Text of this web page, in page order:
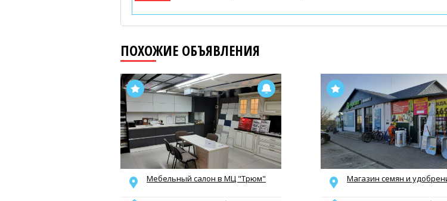
ПОХОЖИЕ ОБЪЯВЛЕНИЯ
Мебельный салон в МЦ "Трюм" Магазин семян и